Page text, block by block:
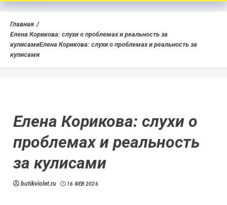
Главная
Елена Корикова: слухи о проблемах и реальность за
кулисамиЕлена Корикова: слухи о проблемах и реальность за
кулисами
Елена Корикова: слухи о
проблемах и реальность
за кулисами
butikviolet.ru 16 ФЕВ 2026